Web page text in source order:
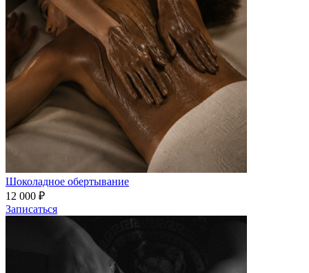
Шоколадное обертывание
12 000 ₽
Записаться